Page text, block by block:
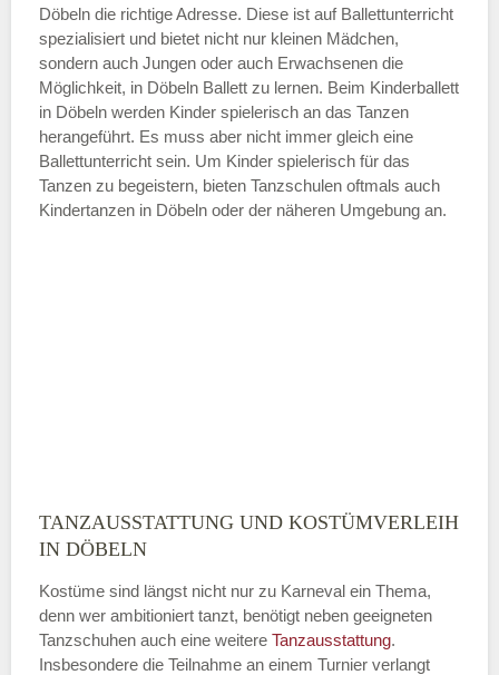
—
ÖFFNUNGSZEITEN HINZUFÜGEN
Samstag
ABSENDEN
Döbeln die richtige Adresse. Diese ist auf Ballettunterricht
spezialisiert und bietet nicht nur kleinen Mädchen,
sondern auch Jungen oder auch Erwachsenen die
Möglichkeit, in Döbeln Ballett zu lernen. Beim Kinderballett
in Döbeln werden Kinder spielerisch an das Tanzen
herangeführt. Es muss aber nicht immer gleich eine
Ballettunterricht sein. Um Kinder spielerisch für das
Tanzen zu begeistern, bieten Tanzschulen oftmals auch
Kindertanzen in Döbeln oder der näheren Umgebung an.
TANZAUSSTATTUNG UND KOSTÜMVERLEIH
IN DÖBELN
Kostüme sind längst nicht nur zu Karneval ein Thema,
denn wer ambitioniert tanzt, benötigt neben geeigneten
Tanzschuhen auch eine weitere Tanzausstattung.
Insbesondere die Teilnahme an einem Turnier verlangt